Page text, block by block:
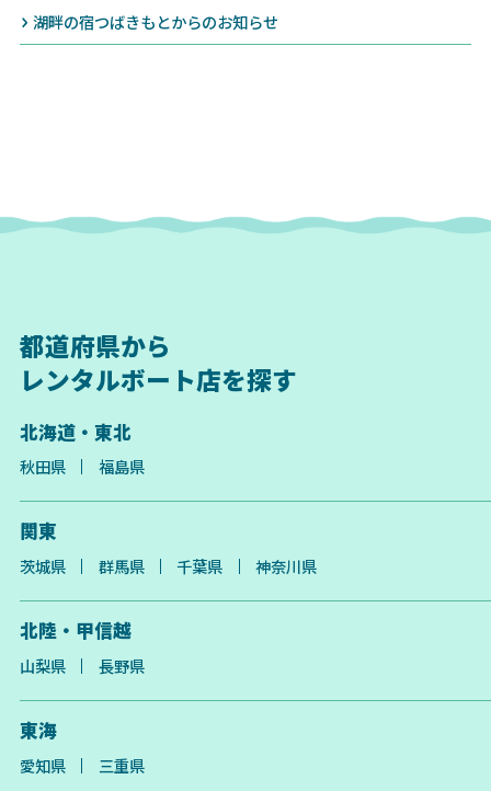
湖畔の宿つばきもとからのお知らせ
都道府県から
レンタルボート店を探す
北海道・東北
秋田県 福島県
関東
茨城県 群馬県 千葉県 神奈川県
北陸・甲信越
山梨県 長野県
東海
愛知県 三重県